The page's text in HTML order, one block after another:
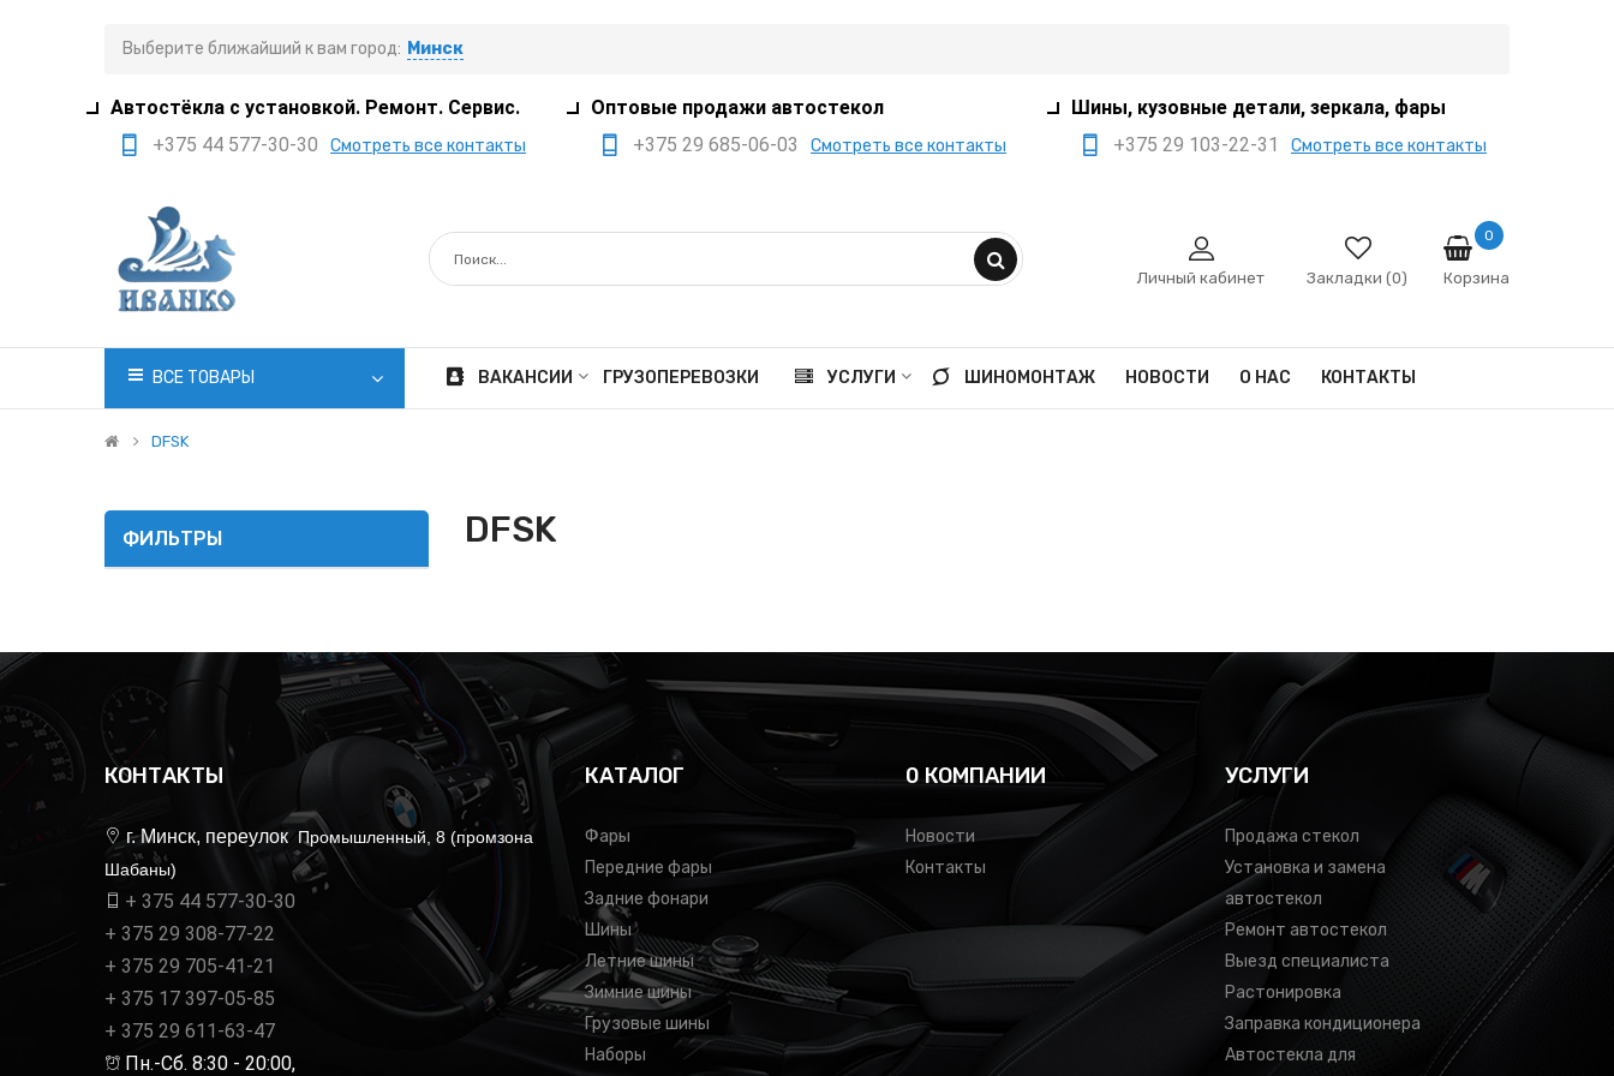
Выберите ближайший к вам город: Минск
Автостёкла с установкой. Ремонт. Сервис.
+375 44 577-30-30
Смотреть все контакты
+375 29 705-41-21
+375 17 397-05-85
office@ivanko.by
Минск, переулок
Промышленный,8/5
Вс. 8:30 - 18:00
Оптовые продажи автостекол
+375 29 685-06-03
Смотреть все контакты
+375 29 385-05-03
+375 29 559-41-21
Минск, переулок
Шины, кузовные детали, зеркала, фары
+375 29 103-22-31
Смотреть все контакты
+375 29 666-12-68
sale@ivanko.by
Промышленный,8/5
Личный кабинет Закладки (0) Корзина
0
ВСЕ ТОВАРЫ ВАКАНСИИ ГРУЗОПЕРЕВОЗКИ УСЛУГИ ШИНОМОНТАЖ НОВОСТИ О НАС КОНТАКТЫ
DFSK
ФИЛЬТРЫ DFSK
КОНТАКТЫ
г. Минск, переулок Промышленный, 8 (промзона
Шабаны)
+ 375 44 577-30-30
+ 375 29 308-77-22
+ 375 29 705-41-21
+ 375 17 397-05-85
+ 375 29 611-63-47
Пн.-Сб. 8:30 - 20:00,
КАТАЛОГ
Фары
Передние фары
Задние фонари
Шины
Летние шины
Зимние шины
Грузовые шины
Наборы
0 КОМПАНИИ
Новости
Контакты
УСЛУГИ
Продажа стекол
Установка и замена
автостекол
Ремонт автостекол
Выезд специалиста
Растонировка
Заправка кондиционера
Автостекла для